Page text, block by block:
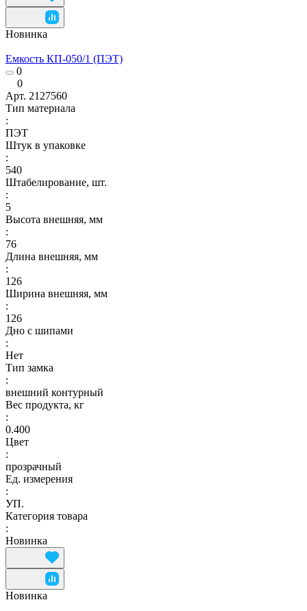
Новинка
Емкость КП-050/1 (ПЭТ)
0
0
Арт. 2127560
Тип материала
:
ПЭТ
Штук в упаковке
:
540
Штабелирование, шт.
:
5
Высота внешняя, мм
:
76
Длина внешняя, мм
:
126
Ширина внешняя, мм
:
126
Дно с шипами
:
Нет
Тип замка
:
внешний контурный
Вес продукта, кг
:
0.400
Цвет
:
прозрачный
Ед. измерения
:
УП.
Категория товара
:
Новинка
Новинка